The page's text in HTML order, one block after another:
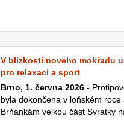
V blízkosti nového mokřadu
pro relaxaci a sport
Brno, 1. června 2026 -
byla dokončena v loňském
Brňankám velkou část Svratky